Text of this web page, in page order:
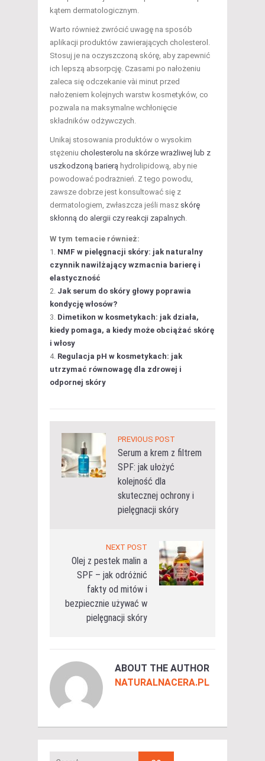
kątem dermatologicznym.
Warto również zwrócić uwagę na sposób
aplikacji produktów zawierających cholesterol.
Stosuj je na oczyszczoną skórę, aby zapewnić
ich lepszą absorpcję. Czasami po nałożeniu
zaleca się odczekanie vài minut przed
nałożeniem kolejnych warstw kosmetyków, co
pozwala na maksymalne wchłonięcie
składników odżywczych.
Unikaj stosowania produktów o wysokim
stężeniu cholesterolu na skórze wrażliwej lub z
uszkodzoną barierą hydrolipidową, aby nie
powodować podrażnień. Z tego powodu,
zawsze dobrze jest konsultować się z
dermatologiem, zwłaszcza jeśli masz skórę
skłonną do alergii czy reakcji zapalnych.
W tym temacie również:
NMF w pielęgnacji skóry: jak naturalny
czynnik nawilżający wzmacnia barierę i
elastyczność
Jak serum do skóry głowy poprawia
kondycję włosów?
Dimetikon w kosmetykach: jak działa,
kiedy pomaga, a kiedy może obciążać skórę
i włosy
Regulacja pH w kosmetykach: jak
utrzymać równowagę dla zdrowej i
odpornej skóry
PREVIOUS POST
Serum a krem z filtrem
SPF: jak ułożyć
kolejność dla
skutecznej ochrony i
pielęgnacji skóry
NEXT POST
Olej z pestek malin a
SPF – jak odróżnić
fakty od mitów i
bezpiecznie używać w
pielęgnacji skóry
ABOUT THE AUTHOR
NATURALNACERA.PL